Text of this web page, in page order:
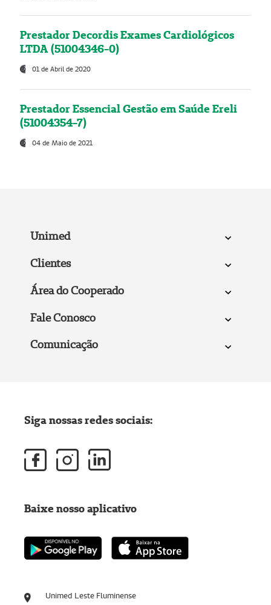
Prestador Decordis Exames Cardiológicos
LTDA (51004346-0)
01 de Abril de 2020
Prestador Essencial Gestão em Saúde Ereli
(51004354-7)
04 de Maio de 2021
Unimed
Clientes
Área do Cooperado
Fale Conosco
Comunicação
Unimed Leste Fluminense
Siga nossas redes sociais:
Baixe nosso aplicativo